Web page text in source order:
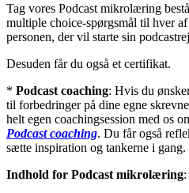
Tag vores Podcast mikrolæring
multiple choice-spørgsmål til hver
personen, der vil starte sin
Desuden får du også et certifikat.
* Podcast coaching: Hvis du
til forbedringer på dine egne
helt egen coachingsession med os
Podcast coaching. Du får også
sætte inspiration og tankerne i gang.
Indhold for Podcast mikrolæring: